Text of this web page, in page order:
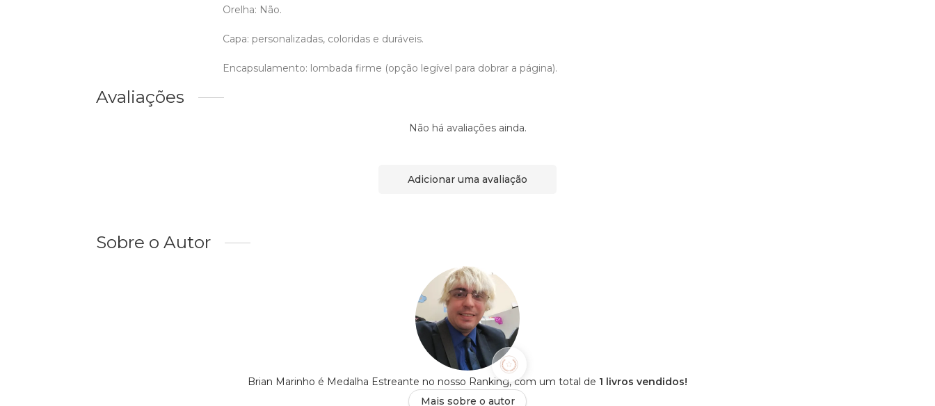
Orelha: Não.
Capa: personalizadas, coloridas e duráveis.
Encapsulamento: lombada firme (opção legível para dobrar a página).
Avaliações
Não há avaliações ainda.
Adicionar uma avaliação
Sobre o Autor
Brian Marinho é Medalha Estreante no nosso Ranking, com um total de 1 livros vendidos!
Mais sobre o autor